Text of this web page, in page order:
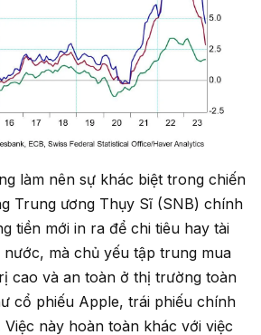
làm nên sự khác biệt trong chiến
Trung ương Thụy Sĩ (SNB) chính
tiền mới in ra để chi tiêu hay tài
mà chủ yếu tập trung mua
cao và an toàn ở thị trường toàn
cổ phiếu Apple, trái phiếu chính
này hoàn toàn khác với việc